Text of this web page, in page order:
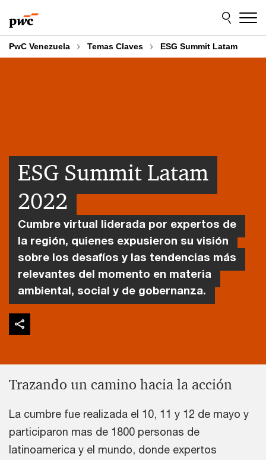
to
content
to
footer
PwC Venezuela Temas Claves ESG Summit Latam
ESG Summit Latam
2022
Cumbre virtual liderada por expertos de
la región, quienes expusieron su visión
sobre los desafíos y las tendencias más
relevantes del momento en materia
ambiental, social y de gobernanza.
Trazando un camino hacia la acción
La cumbre fue realizada el 10, 11 y 12 de mayo y
participaron mas de 1800 personas de
latinoamerica y el mundo, donde expertos